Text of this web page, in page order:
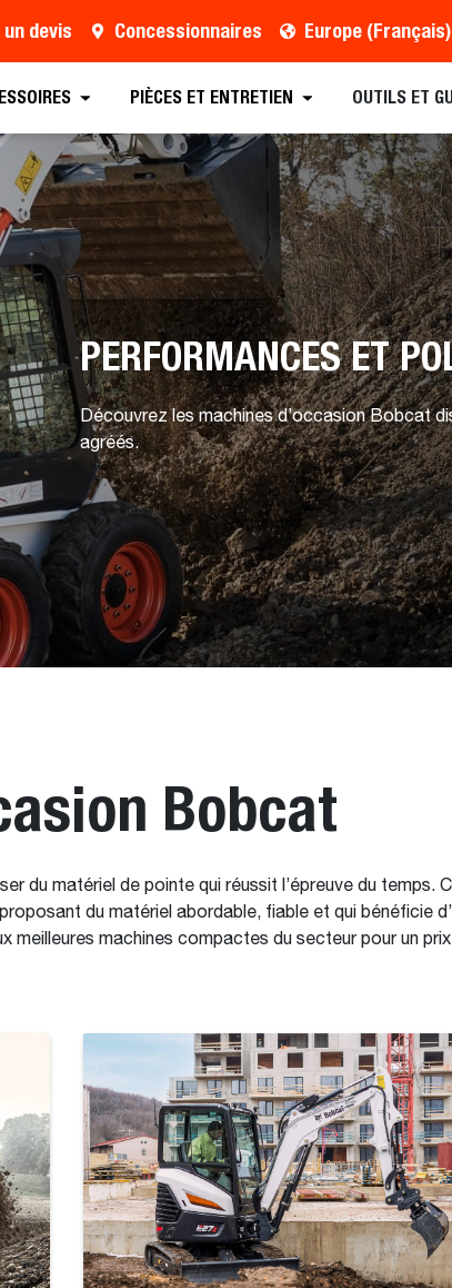
un devis Concessionnaires Europe (Français)
PIÈCES ET ENTRETIEN OUTILS ET
PERFORMANCES ET
Découvrez les machines d’occasion Bobcat
agréés.
Bobcat
du matériel de pointe qui réussit l’épreuve du temps.
du matériel abordable, fiable et qui bénéficie
meilleures machines compactes du secteur pour un
Accessoires actuels Demander un devis